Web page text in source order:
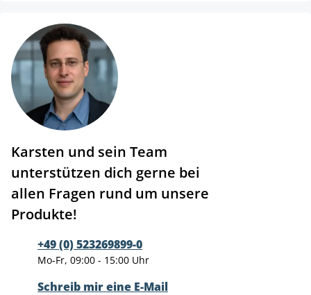
Karsten und sein Team
unterstützen dich gerne bei
allen Fragen rund um unsere
Produkte!
+49 (0) 523269899-0
Mo-Fr, 09:00 - 15:00 Uhr
Schreib mir eine E-Mail